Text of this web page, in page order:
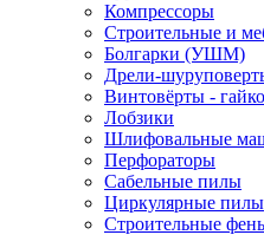
Компрессоры
Строительные и
Болгарки (УШМ)
Дрели-
Винтовёрты -
Лобзики
Шлифовальные
Перфораторы
Сабельные пилы
Циркулярные пилы
Строительные